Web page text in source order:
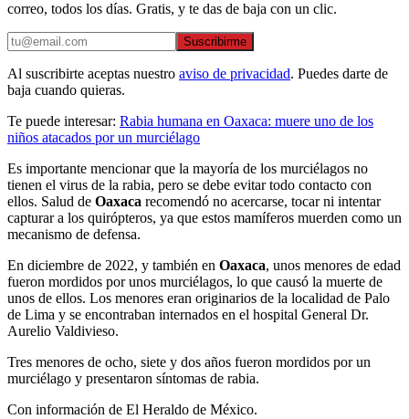
correo, todos los días. Gratis, y te das de baja con un clic.
Suscribirme
Al suscribirte aceptas nuestro aviso de privacidad. Puedes darte de
baja cuando quieras.
Te puede interesar: Rabia humana en Oaxaca: muere uno de los
niños atacados por un murciélago
Es importante mencionar que la mayoría de los murciélagos no
tienen el virus de la rabia, pero se debe evitar todo contacto con
ellos. Salud de Oaxaca recomendó no acercarse, tocar ni intentar
capturar a los quirópteros, ya que estos mamíferos muerden como un
mecanismo de defensa.
En diciembre de 2022, y también en Oaxaca, unos menores de edad
fueron mordidos por unos murciélagos, lo que causó la muerte de
unos de ellos. Los menores eran originarios de la localidad de Palo
de Lima y se encontraban internados en el hospital General Dr.
Aurelio Valdivieso.
Tres menores de ocho, siete y dos años fueron mordidos por un
murciélago y presentaron síntomas de rabia.
Con información de El Heraldo de México.